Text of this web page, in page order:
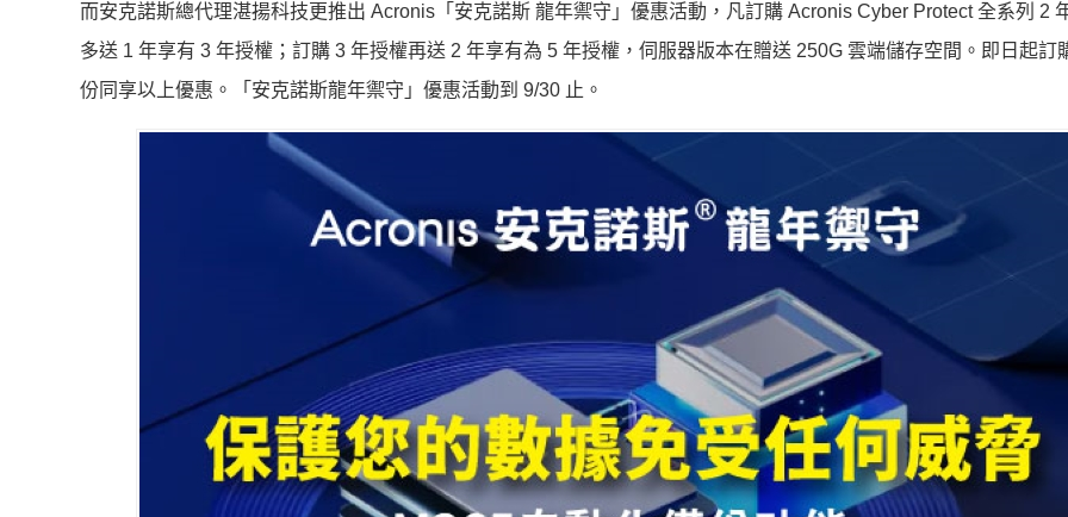
而安克諾斯總代理湛揚科技更推出 Acronis「安克諾斯 龍年禦守」優惠活動，凡訂購 Acronis Cyber Protect 全系列 2
多送 1 年享有 3 年授權；訂購 3 年授權再送 2 年享有為 5 年授權，伺服器版本在贈送 250G 雲端儲存空間。即日起訂
份同享以上優惠。「安克諾斯龍年禦守」優惠活動到 9/30 止。